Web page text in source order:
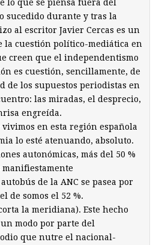
lo que se piensa fuera del
sucedido durante y tras la
al escritor Javier Cercas es un
la cuestión político-mediática en
creen que el independentismo
es cuestión, sencillamente, de
de los supuestos periodistas en
las miradas, el desprecio,
engreída.
en esta región española
lo esté atenuando, absoluto.
autonómicas, más del 50 %
manifiestamente
de la ANC se pasea por
de somos el 52 %.
la meridiana). Este hecho
modo por parte del
que nutre el nacional-